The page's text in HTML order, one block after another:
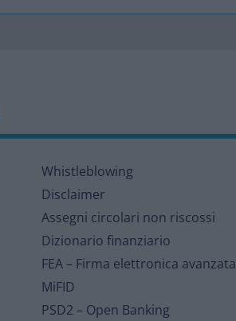
Whistleblowing
Disclaimer
Assegni circolari non riscossi
Dizionario finanziario
FEA – Firma elettronica avanzata
MiFID
PSD2 – Open Banking